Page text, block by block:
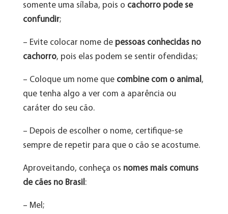
somente uma sílaba, pois o cachorro pode se
confundir;
– Evite colocar nome de pessoas conhecidas no
cachorro, pois elas podem se sentir ofendidas;
– Coloque um nome que combine com o animal ,
que tenha algo a ver com a aparência ou
caráter do seu cão.
– Depois de escolher o nome, certifique-se
sempre de repetir para que o cão se acostume.
Aproveitando, conheça os nomes mais comuns
de cães no Brasil :
– Mel;